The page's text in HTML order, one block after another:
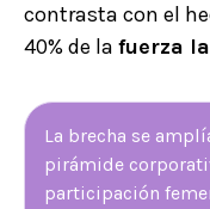
contrasta con el
40% de la fuerza
La brecha se
pirámide
participación